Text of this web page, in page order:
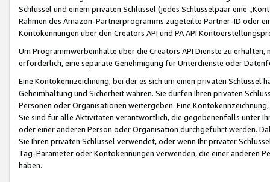
Schlüssel und einem privaten Schlüssel (jedes Schlüsselpaar eine
Rahmen des Amazon-Partnerprogramms zugeteilte Partner-ID oder
Kontokennungen über den Creators API und PA API
Um Programmwerbeinhalte über die Creators API Dienste zu
erforderlich, eine separate Genehmigung für Unterdienste oder
Eine Kontokennzeichnung, bei der es sich um einen privaten
Geheimhaltung und Sicherheit wahren. Sie dürfen Ihren privaten
Personen oder Organisationen weitergeben. Eine
Sie sind für alle Aktivitäten verantwortlich, die gegebenenfalls unter
oder einer anderen Person oder Organisation durchgeführt werden.
Sie Ihren privaten Schlüssel verwendet, oder wenn Ihr privater
Tag-Parameter oder Kontokennungen verwenden, die einer anderen
haben.